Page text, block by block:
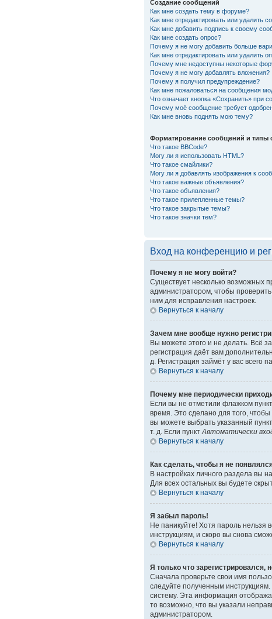
Создание сообщений
Как мне создать тему в форуме?
Как мне отредактировать или удалить
Как мне добавить подпись к своему
Как мне создать опрос?
Почему я не могу добавить больше
Как мне отредактировать или удалить
Почему мне недоступны некоторые
Почему я не могу добавлять вложения?
Почему я получил предупреждение?
Как мне пожаловаться на сообщения
Что означает кнопка «Сохранить» при
Почему моё сообщение требует
Как мне вновь поднять мою тему?
Форматирование сообщений и типы
Что такое BBCode?
Могу ли я использовать HTML?
Что такое смайлики?
Могу ли я добавлять изображения к
Что такое важные объявления?
Что такое объявления?
Что такое прилепленные темы?
Что такое закрытые темы?
Что такое значки тем?
Вход на конференцию и
Почему я не могу войти?
Существует несколько возможных
администратором, чтобы
ним для исправления настроек.
Вернуться к началу
Зачем мне вообще нужно
Вы можете этого и не делать. Всё
регистрация даёт вам
д. Регистрация займёт у вас всего
Вернуться к началу
Почему мне периодически
Если вы не отметили флажком
время. Это сделано для того,
вы можете выбрать указанный
т. д. Если пунктАвтоматически
Вернуться к началу
Как сделать, чтобы я не
В настройках личного раздела вы
Для всех остальных вы будете
Вернуться к началу
Я забыл пароль!
Не паникуйте! Хотя пароль нельзя
инструкциям, и скоро вы снова
Вернуться к началу
Я только что зарегистрировался,
Сначала проверьте свои имя
следуйте полученным
систему. Эта информация
то возможно, что вы указали
администратором.